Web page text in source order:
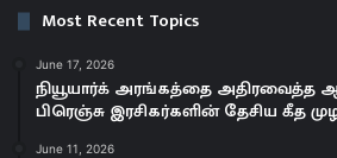
Most Recent Topics
June 17, 2026
நியூயார்க் அரங்கத்தை
பிரெஞ்சு இரசிகர்களின் தேசிய கீத
June 11, 2026